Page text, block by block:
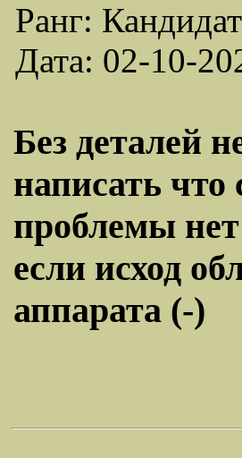
Ранг:
Дата: 02-10-
Без деталей
написать
проблемы
если исход
аппарата (-)